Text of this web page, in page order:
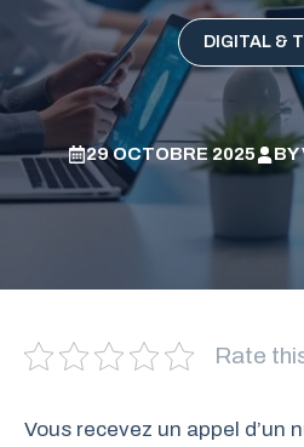
DIGITAL &
29 OCTOBRE 2025 BY
Rate
Vous recevez un appel d’un